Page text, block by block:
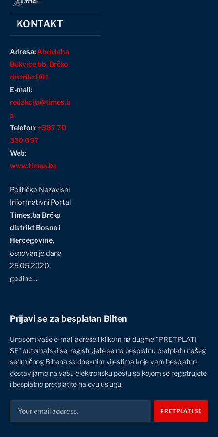
KONTAKT
Adresa:Abdulaha
Bukvice bb, Brčko
distrikt BiH
E-mail:
redakcija@times.b
a
Telefon:+387 70
330 097
Web:
www.times.ba
Političko Nezavisni
Informativni Portal
Times.ba Brčko
distrikt Bosne i
Hercegovine,
osnovan je dana
25.05.2020.
godine…
Prijavi se za besplatan Bilten
Unosom vaše e-mail adrese i klikom na dugme "PRETPLATI
SE" automatski se registrujete se na besplatnu pretplatu našeg
sedmičnog Biltena sa dnevnim vijestima koje vam besplatno
dostavljamo na vašu elektronsku poštu sa kojom se registrujete
i besplatno pretplatite na ovu uslugu.